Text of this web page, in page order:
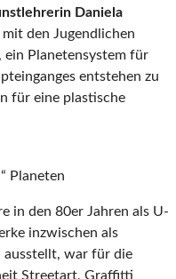
Daniela
den Jugendlichen
Planetensystem für
entstehen zu
für eine plastische
Planeten
in den 80er Jahren als U-
inzwischen als
ausstellt, war für die
Streetart, Graffitti